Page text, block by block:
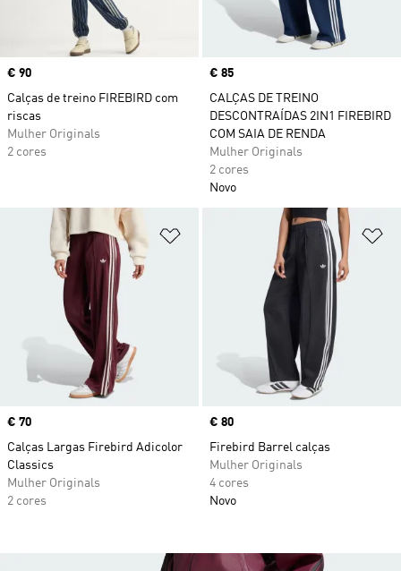
Price
€ 90
Calças de treino FIREBIRD com
riscas
Mulher Originals
2 cores
Price
€ 85
CALÇAS DE TREINO
DESCONTRAÍDAS 2IN1 FIREBIRD
COM SAIA DE RENDA
Mulher Originals
2 cores
Novo
Adicionar à Lista de Desejos
Price
€ 70
Calças Largas Firebird Adicolor
Classics
Mulher Originals
2 cores
Price
€ 80
Firebird Barrel calças
Mulher Originals
4 cores
Novo